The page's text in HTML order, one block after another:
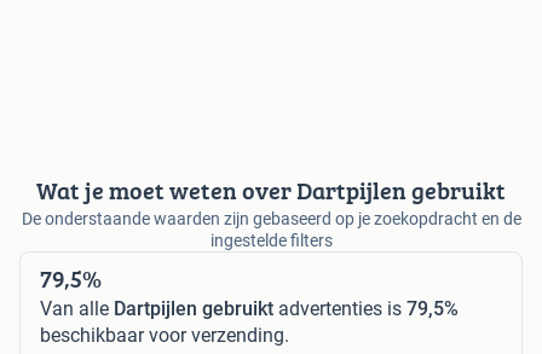
Wat je moet weten over Dartpijlen gebruikt
De onderstaande waarden zijn gebaseerd op je zoekopdracht en de
ingestelde filters
79,5%
Van alle Dartpijlen gebruikt advertenties is 79,5%
beschikbaar voor verzending.